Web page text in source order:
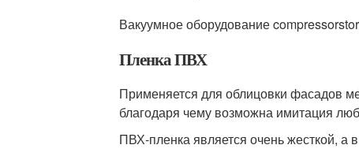
Вакуумное оборудование
Пленка ПВХ
Применяется для облицовки фасадов
благодаря чему возможна имитация
ПВХ-пленка является очень жесткой, а